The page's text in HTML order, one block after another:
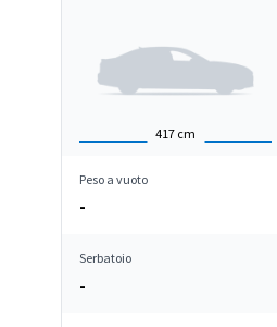
417 cm
Peso a vuoto
-
Serbatoio
-